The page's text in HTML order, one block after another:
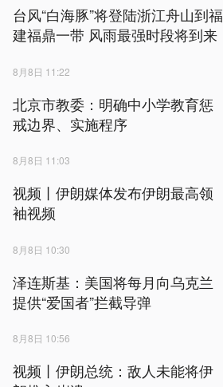
台风“白海豚”将登陆浙江舟山到福
建福鼎一带 风雨最强时段将到来
8月8日 11:22
北京市教委：明确中小学教育惩
戒边界、实施程序
8月8日 11:03
视频丨伊朗媒体发布伊朗最高领
袖视频
8月8日 10:30
泽连斯基：美国将每月向乌克兰
提供“爱国者”拦截导弹
8月8日 10:56
视频丨伊朗总统：敌人未能将伊